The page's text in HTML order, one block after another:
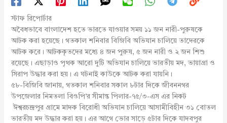
স্টাফ রিপোর্টার
অবৈধভাবে বাংলাদেশ হতে ভারতে যাওয়ার সময় ১১ জন নারী-পুরুষকে
আটক করা হয়েছে। গতকাল শনিবার বিজিবি অভিযান চালিয়ে তাদেরকে
আটক করে। আটককৃতদের মধ্যে ৪ জন পুরুষ, ৫ জন নারী ও ২ জন শিশু
রয়েছে। এছাড়াও পৃথক আরো দুটি অভিযান চালিয়ে ভারতীয় মদ, ভায়াগ্রা ও
সিরাপ উদ্ধার করা হয়। এ ঘটনাই কাউকে আটক করা যায়নি।
৫৮-বিজিবি জানায়, গতকাল শনিবার সকাল ৮টার দিকে জীবননগর
উপজেলার নিমতলা বিওপি’র সীমান্ত পিলার-৭৫/৩-এস এর নিকট
ঈশ্বরচন্দ্রপুর গ্রামে মাদক বিরোধী অভিযান চালিয়ে আসামীবিহীন ৩১ বোতল
ভারতীয় মদ উদ্ধার করা হয়। এর আগে ভোর সাড়ে ৫টার দিকে যাদবপুর